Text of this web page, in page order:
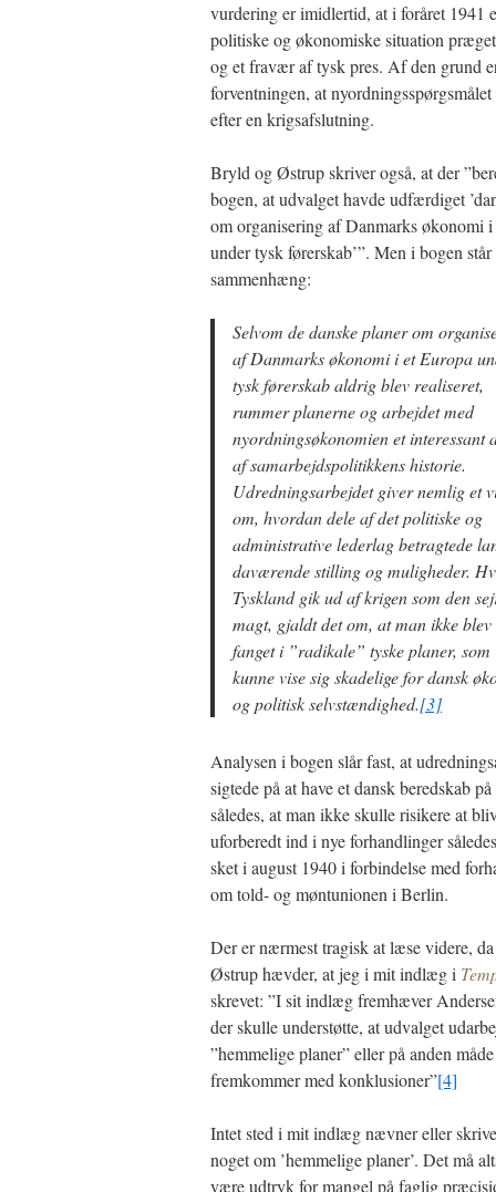
vurdering er imidlertid, at i foråret 1941
politiske og økonomiske situation
og et fravær af tysk pres. Af den grund
forventningen, at
efter en krigsafslutning.
Bryld og Østrup skriver også, at der
bogen, at udvalget havde udfærdiget
om organisering af Danmarks økonomi
under tysk førerskab’”. Men i bogen
sammenhæng:
Selvom de danske planer om
af Danmarks økonomi i et Europa
tysk førerskab aldrig blev realiseret,
rummer planerne og arbejdet med
nyordningsøkonomien et interessant
af samarbejdspolitikkens historie.
Udredningsarbejdet giver nemlig et
om, hvordan dele af det politiske og
administrative lederlag betragtede
daværende stilling og muligheder.
Tyskland gik ud af krigen som den
magt, gjaldt det om, at man ikke blev
fanget i ”radikale” tyske planer, som
kunne vise sig skadelige for dansk
og politisk selvstændighed.[3]
Analysen i bogen slår fast, at
sigtede på at have et dansk beredskab
således, at man ikke skulle risikere at
uforberedt ind i nye forhandlinger
sket i august 1940 i forbindelse med
om told- og møntunionen i Berlin.
Der er nærmest tragisk at læse videre,
Østrup hævder, at jeg i mit indlæg i
skrevet: ”I sit indlæg fremhæver
der skulle understøtte, at udvalget
”hemmelige planer” eller på anden måde
fremkommer med konklusioner”[4]
Intet sted i mit indlæg nævner eller
noget om ’hemmelige planer’. Det må
være udtryk for mangel på faglig